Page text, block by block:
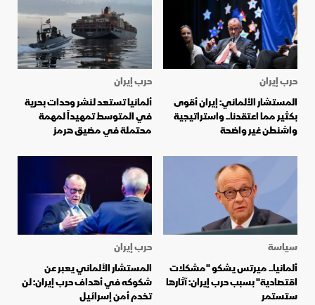
حرب إيران
المستشار الألماني: إيران أقوى
بكثير مما اعتقدنا.. واستراتيجية
واشنطن غير واضحة
حرب إيران
ألمانيا تستعد لنشر وحدات بحرية
في المتوسط تمهيداً لمهمة
محتملة في مضيق هرمز
سياسة
ألمانيا.. ميرتس يشكو "مشكلات
اقتصادية" بسبب حرب إيران: آثارها
ستستمر
حرب إيران
المستشار الألماني يعبر عن
شكوكه في أهداف حرب إيران: لن
تخدم أمن إسرائيل